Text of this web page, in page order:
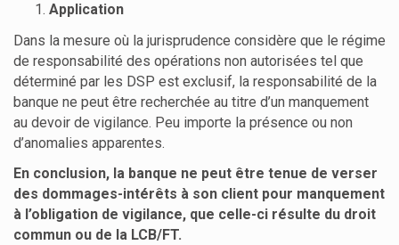
Application
Dans la mesure où la jurisprudence considère que le régime
de responsabilité des opérations non autorisées tel que
déterminé par les DSP est exclusif, la responsabilité de la
banque ne peut être recherchée au titre d’un manquement
au devoir de vigilance. Peu importe la présence ou non
d’anomalies apparentes.
En conclusion, la banque ne peut être tenue de verser
des dommages-intérêts à son client pour manquement
à l’obligation de vigilance, que celle-ci résulte du droit
commun ou de la LCB/FT.